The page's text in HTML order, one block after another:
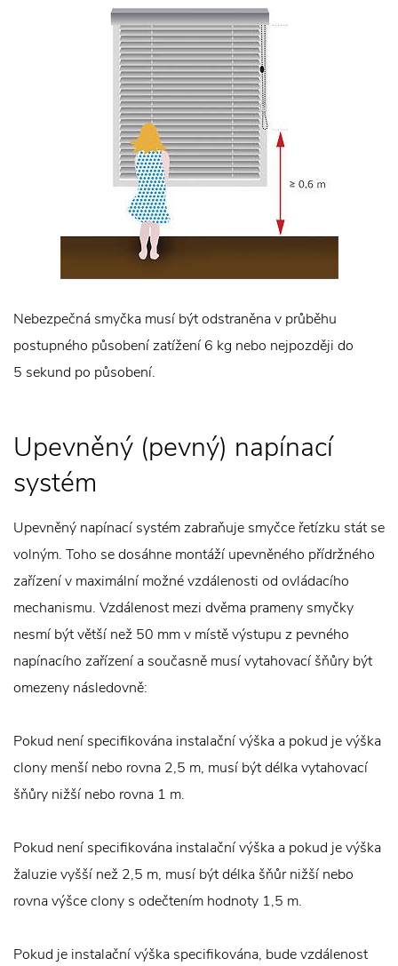
Nebezpečná smyčka musí být odstraněna v průběhu
postupného působení zatížení 6 kg nebo nejpozději do
5 sekund po působení.
Upevněný (pevný) napínací
systém
Upevněný napínací systém zabraňuje smyčce řetízku stát se
volným. Toho se dosáhne montáží upevněného přídržného
zařízení v maximální možné vzdálenosti od ovládacího
mechanismu. Vzdálenost mezi dvěma prameny smyčky
nesmí být větší než 50 mm v místě výstupu z pevného
napínacího zařízení a současně musí vytahovací šňůry být
omezeny následovně:
Pokud není specifikována instalační výška a pokud je výška
clony menší nebo rovna 2,5 m, musí být délka vytahovací
šňůry nižší nebo rovna 1 m.
Pokud není specifikována instalační výška a pokud je výška
žaluzie vyšší než 2,5 m, musí být délka šňůr nižší nebo
rovna výšce clony s odečtením hodnoty 1,5 m.
Pokud je instalační výška specifikována, bude vzdálenost